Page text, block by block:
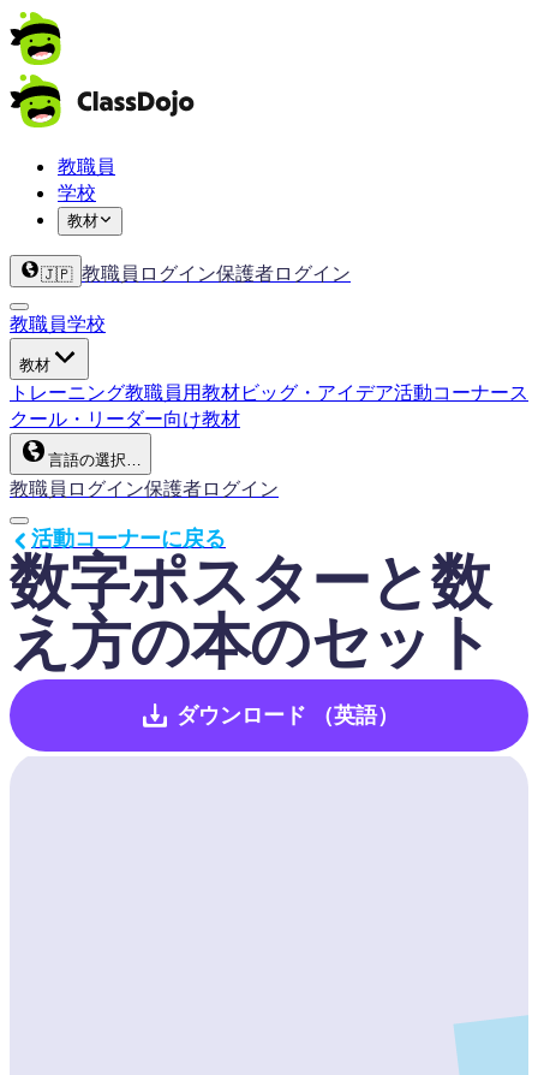
教職員
学校
教材
🇯🇵 教職員ログイン保護者ログイン
教職員学校
教材
トレーニング教職員用教材ビッグ・アイデア活動コーナース
クール・リーダー向け教材
言語の選択…
教職員ログイン保護者ログイン
数字ポスターと数
え方の本のセット
活動コーナーに戻る
ダウンロード （英語）